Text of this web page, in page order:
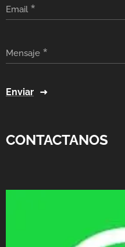
Email
Mensaje
Enviar
CONTACTANOS